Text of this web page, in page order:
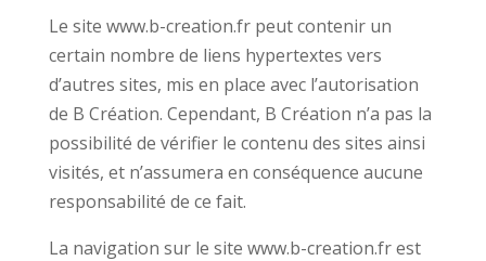
Le site www.b-creation.fr peut contenir un
certain nombre de liens hypertextes vers
d’autres sites, mis en place avec l’autorisation
de B Création. Cependant, B Création n’a pas la
possibilité de vérifier le contenu des sites ainsi
visités, et n’assumera en conséquence aucune
responsabilité de ce fait.
La navigation sur le site www.b-creation.fr est